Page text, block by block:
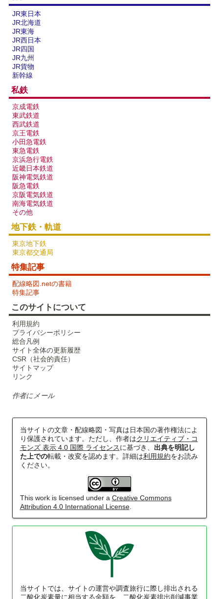
JR東日本
JR北海道
JR東海
JR西日本
JR四国
JR九州
JR貨物
新幹線
私鉄
京成電鉄
東武鉄道
西武鉄道
京王電鉄
小田急電鉄
東急電鉄
京浜急行電鉄
近畿日本鉄道
阪神電気鉄道
阪急電鉄
京阪電気鉄道
南海電気鉄道
その他
地下鉄・軌道
東京地下鉄
東京都交通局
特集記事
配線略図.netの書籍
特集記事
このサイトについて
利用規約
プライバシーポリシー
総合凡例
サイト全体の更新履歴
CSR（社会的責任）
サイトマップ
リンク
作者にメール
当サイトの文章・配線略図・写真は日本国の著作権法によ
り保護されています。ただし、作者はクリエイティブ・コ
モンズ 表示 4.0 国際 ライセンスに基づき、 出典を明記し
た上での転載・改変を認めます。詳細は利用規約をお読み
ください。
This work is licensed under a Creative Commons
Attribution 4.0 International License.
当サイトでは、サイトの運営や調査旅行に際し排出される
二酸化炭素量に相当する金額を、二酸化炭素排出削減事業